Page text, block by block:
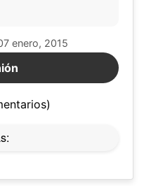
enero, 2015